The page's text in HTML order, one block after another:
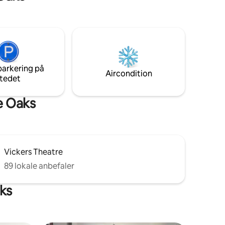
på
Aircondition
Oaks
Vickers Theatre
89 lokale anbefaler